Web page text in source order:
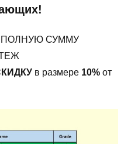
ПОЛНУЮ СУММУ
в размере 10% от